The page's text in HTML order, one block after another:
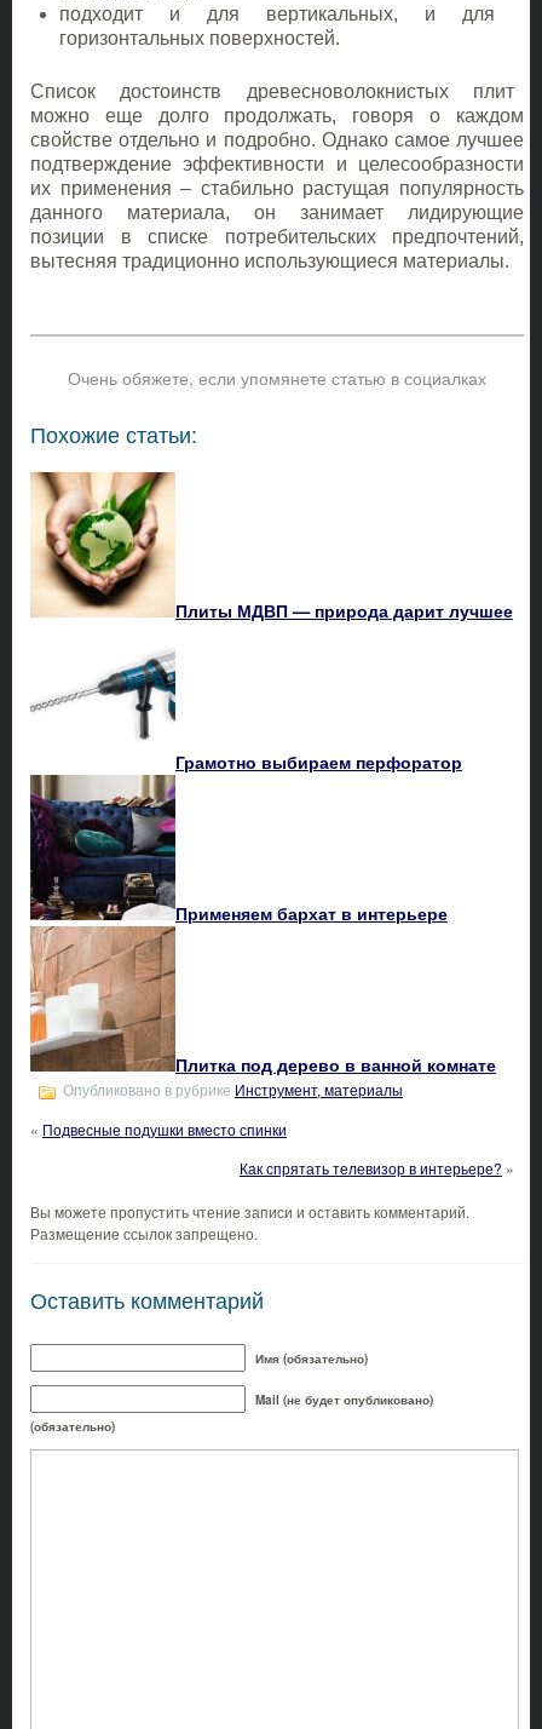
подходит и для вертикальных, и для
горизонтальных поверхностей.
Список достоинств древесноволокнистых плит
можно еще долго продолжать, говоря о каждом
свойстве отдельно и подробно. Однако самое лучшее
подтверждение эффективности и целесообразности
их применения – стабильно растущая популярность
данного материала, он занимает лидирующие
позиции в списке потребительских предпочтений,
вытесняя традиционно использующиеся материалы.
Очень обяжете, если упомянете статью в социалках
Похожие статьи:
Плиты МДВП — природа дарит лучшее
Грамотно выбираем перфоратор
Применяем бархат в интерьере
Плитка под дерево в ванной комнате
Опубликовано в рубрике Инструмент, материалы
« Подвесные подушки вместо спинки
Как спрятать телевизор в интерьере? »
Вы можете пропустить чтение записи и оставить комментарий.
Размещение ссылок запрещено.
Оставить комментарий
Имя (обязательно)
Mail (не будет опубликовано)
(обязательно)